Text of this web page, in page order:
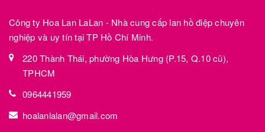
Công ty Hoa Lan LaLan - Nhà cung cấp lan hồ điệp chuyên
nghiệp và uy tín tại TP Hồ Chí Minh.
220 Thành Thái, phường Hòa Hưng (P.15, Q.10 cũ),
TPHCM
0964441959
hoalanlalan@gmail.com